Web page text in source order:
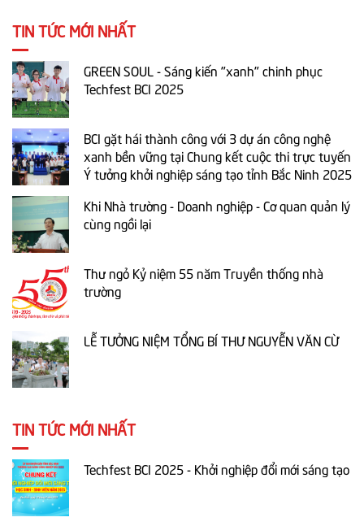
TIN TỨC MỚI NHẤT
GREEN SOUL - Sáng kiến "xanh" chinh phục
Techfest BCI 2025
BCI gặt hái thành công với 3 dự án công nghệ
xanh bền vững tại Chung kết cuộc thi trực tuyến
Ý tưởng khởi nghiệp sáng tạo tỉnh Bắc Ninh 2025
Khi Nhà trường - Doanh nghiệp - Cơ quan quản lý
cùng ngồi lại
Thư ngỏ Kỷ niệm 55 năm Truyền thống nhà
trường
LỄ TƯỞNG NIỆM TỔNG BÍ THƯ NGUYỄN VĂN CỪ
TIN TỨC MỚI NHẤT
Techfest BCI 2025 - Khởi nghiệp đổi mới sáng tạo